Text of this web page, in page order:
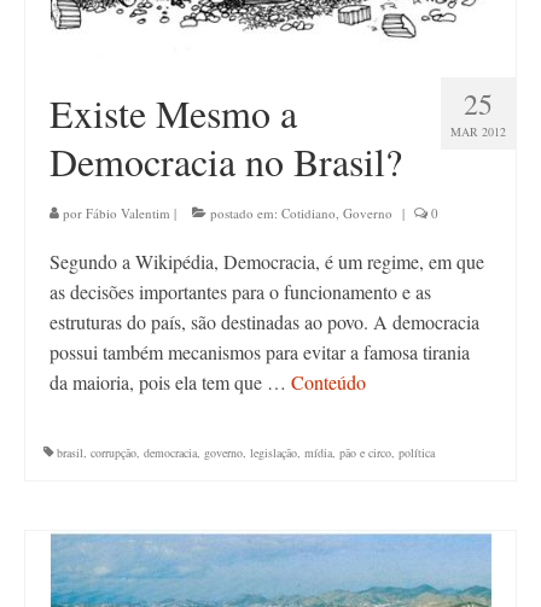
25
MAR 2012
Existe Mesmo a
Democracia no Brasil?
por Fábio Valentim | postado em: Cotidiano, Governo | 0
Segundo a Wikipédia, Democracia, é um regime, em que
as decisões importantes para o funcionamento e as
estruturas do país, são destinadas ao povo. A democracia
possui também mecanismos para evitar a famosa tirania
da maioria, pois ela tem que … Conteúdo
brasil, corrupção, democracia, governo, legislação, mídia, pão e circo, política